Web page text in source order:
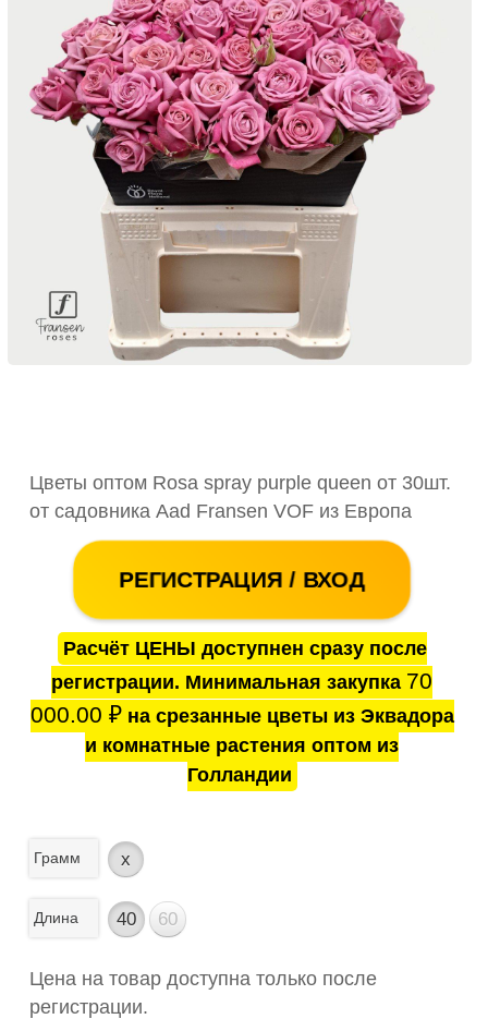
Цветы оптом Rosa spray purple queen от 30шт.
от садовника Aad Fransen VOF из Европа
РЕГИСТРАЦИЯ / ВХОД
Расчёт ЦЕНЫ доступнен сразу после
регистрации. Минимальная закупка 70
000.00 ₽на срезанные цветы из Эквадора
и комнатные растения оптом из
Голландии
Грамм x
Длина 40 60
Цена на товар доступна только после
регистрации.